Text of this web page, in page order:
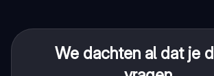
We dachten al dat je